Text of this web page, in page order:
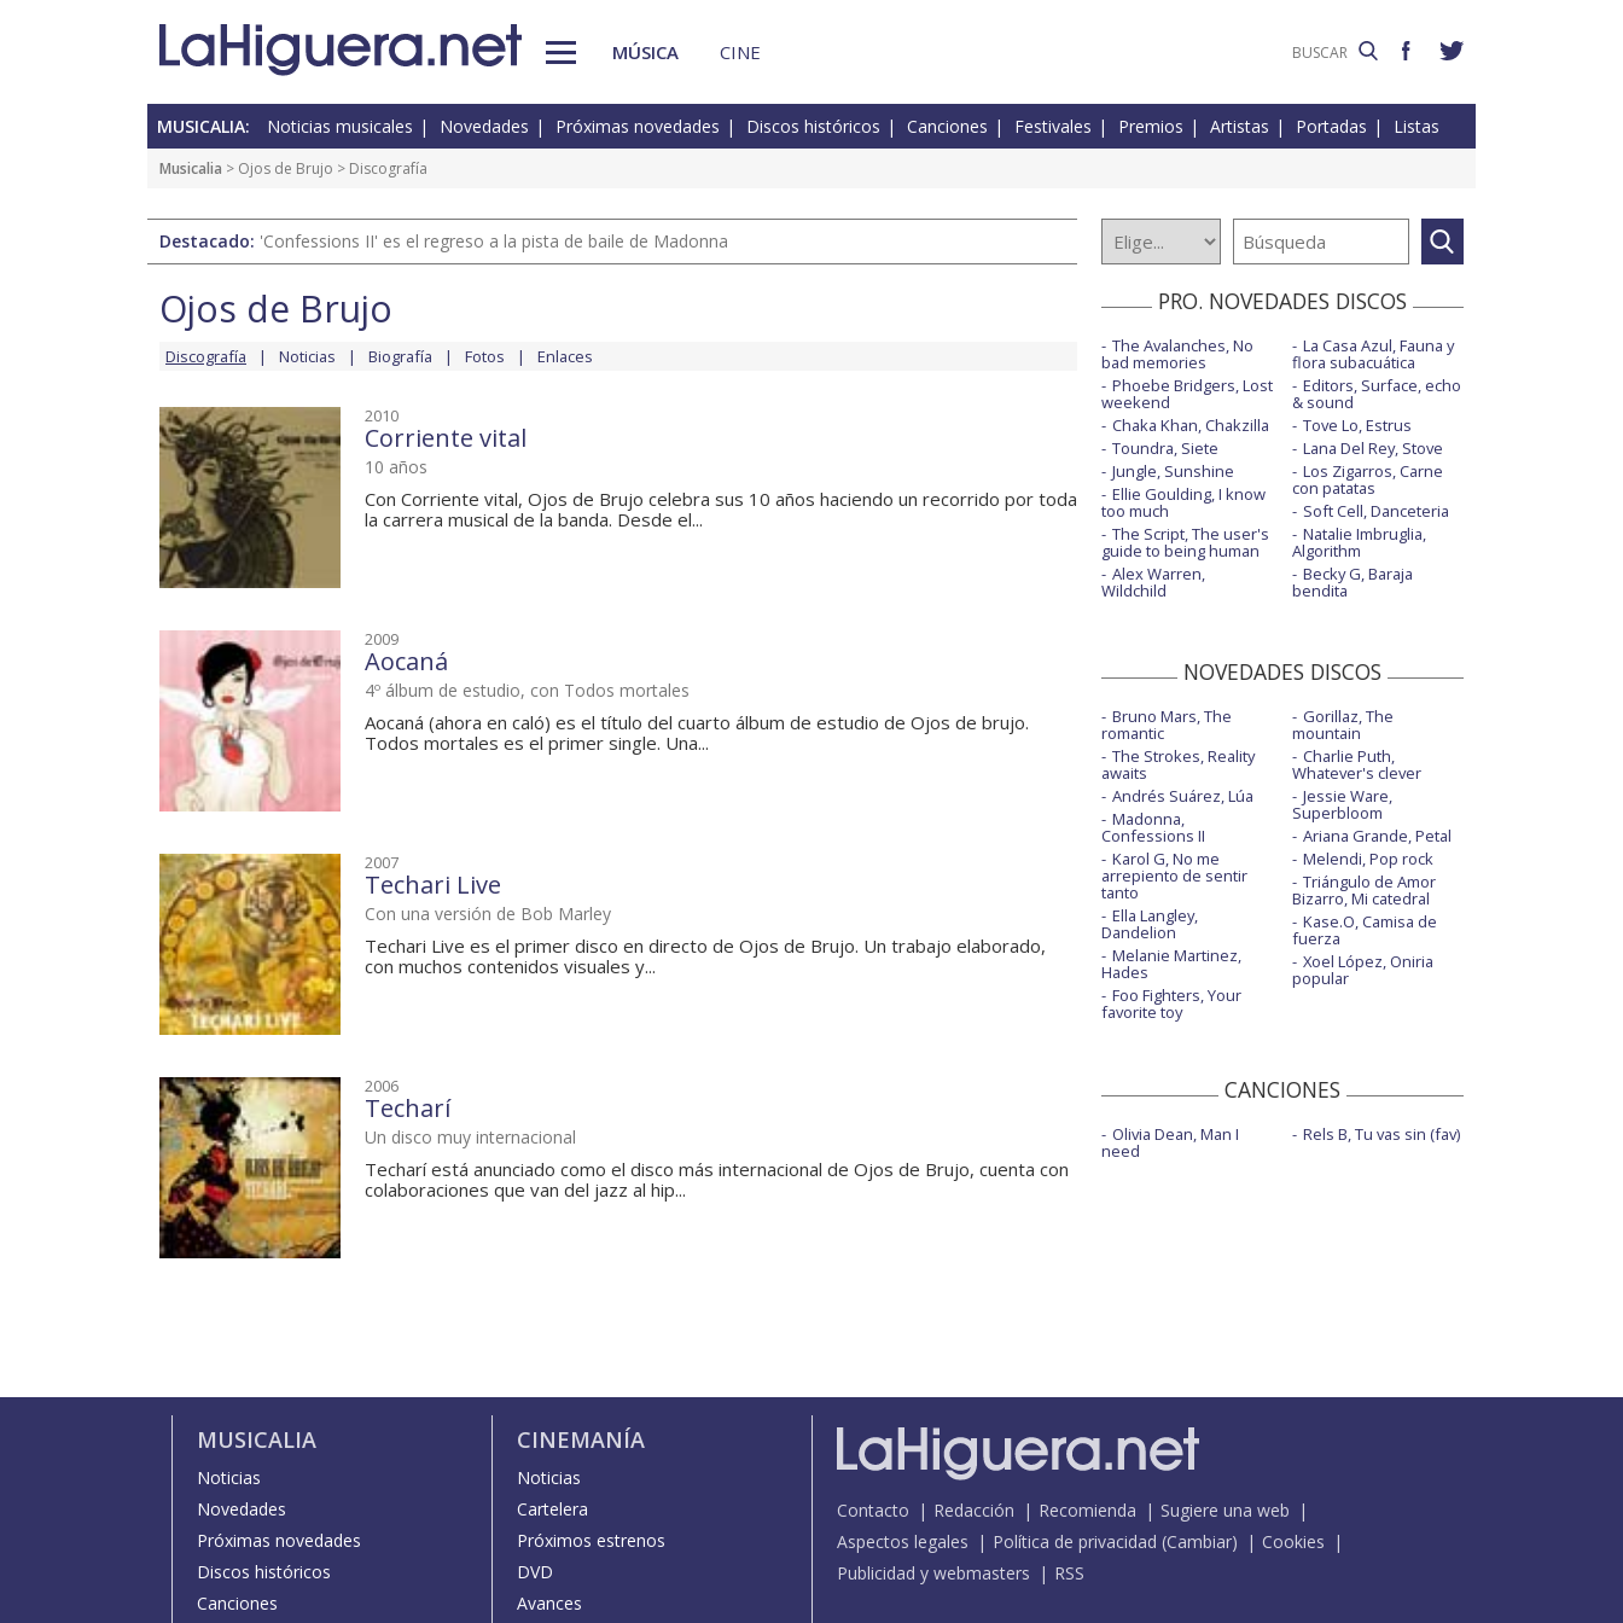
MÚSICA CINE
MUSICALIA: Noticias musicales Novedades Próximas novedades Discos históricos Canciones Festivales Premios Artistas Portadas Listas
Musicalia > Ojos de Brujo > Discografía
Destacado: 'Confessions II' es el regreso a la pista de baile de Madonna
Ojos de Brujo
Discografía Noticias Biografía Fotos Enlaces
2010
Corriente vital
10 años
Con Corriente vital, Ojos de Brujo celebra sus 10 años haciendo un recorrido por toda
la carrera musical de la banda. Desde el...
2009
Aocaná
4º álbum de estudio, con Todos mortales
Aocaná (ahora en caló) es el título del cuarto álbum de estudio de Ojos de brujo.
Todos mortales es el primer single. Una...
2007
Techari Live
Con una versión de Bob Marley
Techari Live es el primer disco en directo de Ojos de Brujo. Un trabajo elaborado,
con muchos contenidos visuales y...
2006
Techarí
Un disco muy internacional
Techarí está anunciado como el disco más internacional de Ojos de Brujo, cuenta con
colaboraciones que van del jazz al hip...
PRO. NOVEDADES DISCOS
The Avalanches, No
bad memories
Phoebe Bridgers, Lost
weekend
Chaka Khan, Chakzilla
Toundra, Siete
Jungle, Sunshine
Ellie Goulding, I know
too much
The Script, The user's
guide to being human
Alex Warren,
Wildchild
La Casa Azul, Fauna y
flora subacuática
Editors, Surface, echo
& sound
Tove Lo, Estrus
Lana Del Rey, Stove
Los Zigarros, Carne
con patatas
Soft Cell, Danceteria
Natalie Imbruglia,
Algorithm
Becky G, Baraja
bendita
NOVEDADES DISCOS
Bruno Mars, The
romantic
The Strokes, Reality
awaits
Andrés Suárez, Lúa
Madonna,
Confessions II
Karol G, No me
arrepiento de sentir
tanto
Ella Langley,
Dandelion
Melanie Martinez,
Hades
Foo Fighters, Your
favorite toy
Gorillaz, The
mountain
Charlie Puth,
Whatever's clever
Jessie Ware,
Superbloom
Ariana Grande, Petal
Melendi, Pop rock
Triángulo de Amor
Bizarro, Mi catedral
Kase.O, Camisa de
fuerza
Xoel López, Oniria
popular
CANCIONES
Olivia Dean, Man I
need
Rels B, Tu vas sin (fav)
MUSICALIA
Noticias
Novedades
Próximas novedades
Discos históricos
Canciones
CINEMANÍA
Noticias
Cartelera
Próximos estrenos
DVD
Avances
Contacto Redacción Recomienda
Sugiere una web
Aspectos legales
Política de privacidad (Cambiar)
Cookies
Publicidad y webmasters
RSS